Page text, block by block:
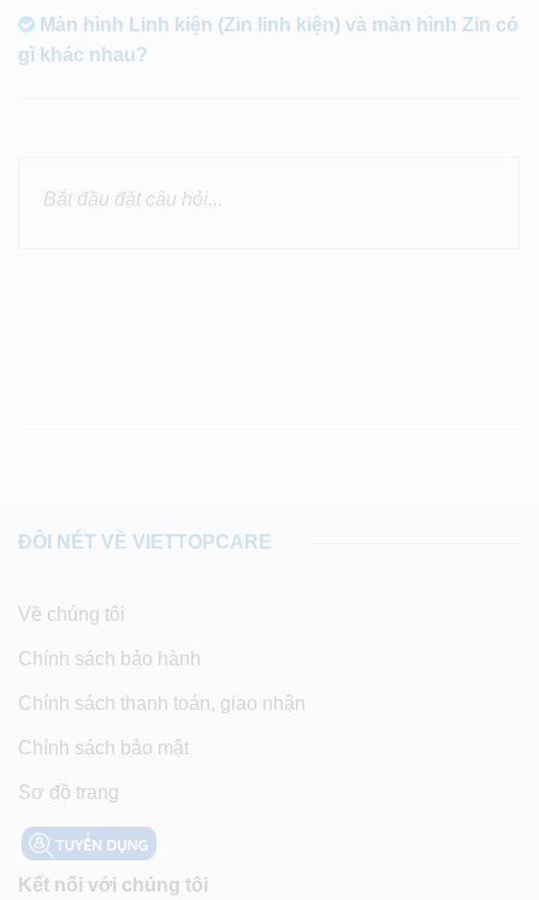
Màn hình Linh kiện (Zin linh kiện) và màn hình Zin có
gì khác nhau?
ĐÔI NÉT VỀ VIETTOPCARE
Về chúng tôi
Chính sách bảo hành
Chính sách thanh toán, giao nhận
Chính sách bảo mật
Sơ đồ trang
Kết nối với chúng tôi